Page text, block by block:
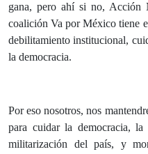
gana, pero ahí si no,
coalición Va por México tiene
debilitamiento institucional,
la democracia.
Por eso nosotros, nos
para cuidar la democracia,
militarización del país, y